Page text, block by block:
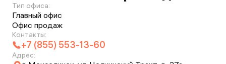
Тип офиса:
Главный офис
Офис продаж
Контакты:
+7 (855) 553-13-60
Адрес: